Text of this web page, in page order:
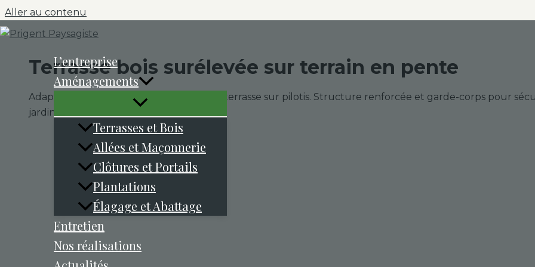
Aller au contenu
L’entreprise
Aménagements
Terrasses et Bois
Allées et Maçonnerie
Clôtures et Portails
Plantations
Élagage et Abattage
Entretien
Nos réalisations
Terrasse bois surélevée sur terrain en pente
Adaptation au relief du jardin avec cette terrasse sur pilotis. Structure renforcée et garde-corps pour
jardin.